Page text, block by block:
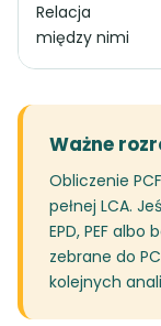
Relacja
między nimi
Ważne
Obliczenie
pełnej LCA.
EPD, PEF
zebrane do
kolejnych